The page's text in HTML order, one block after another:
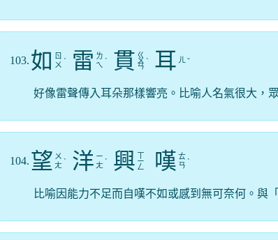
103. 如 ㄖ
ㄨ ˊ 雷 ㄌ
ㄟ ˊ 貫 ㄍ
ㄨ
ㄢ
ˋ 耳 ㄦ ˇ
好像雷聲傳入耳朵那樣響亮。比喻人名氣很大，
104. 望 ㄨ
ㄤ ˋ 洋 ㄧ
ㄤ ˊ 興 ㄒ
ㄧ
ㄥ 嘆 ㄊ
ㄢ ˋ
比喻因能力不足而自嘆不如或感到無可奈何。與